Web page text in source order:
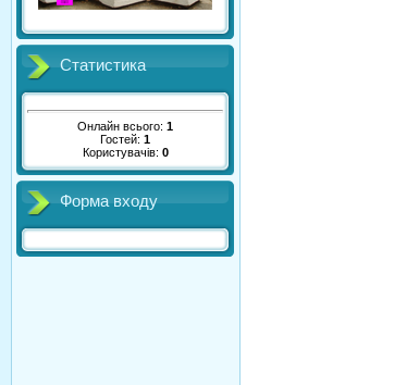
Статистика
Онлайн всього: 1
Гостей: 1
Користувачів: 0
Форма входу